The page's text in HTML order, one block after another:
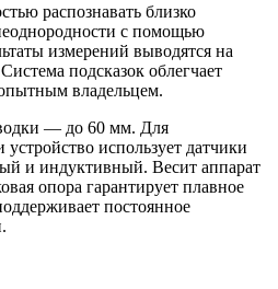
распознавать близко
с помощью
измерений выводятся на
подсказок облегчает
владельцем.
— до 60 мм. Для
использует датчики
и индуктивный. Весит аппарат
опора гарантирует плавное
постоянное